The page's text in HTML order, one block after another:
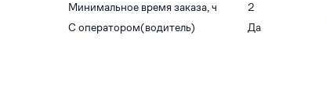
Минимальное время заказа, ч
2
С оператором(водитель)
Да